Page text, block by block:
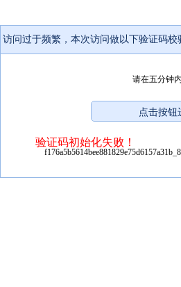
访问过于频繁，本次访问做以下验证码校
请在五分钟
验证码初始化失败！